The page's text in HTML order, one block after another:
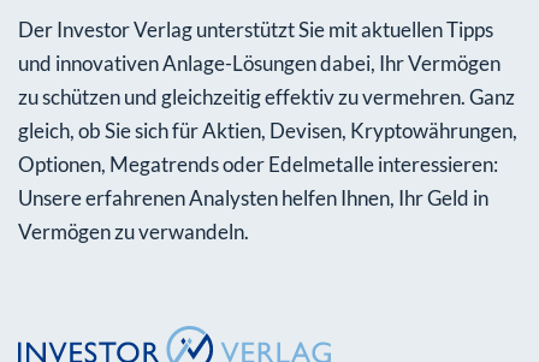
Der Investor Verlag unterstützt Sie mit aktuellen Tipps
und innovativen Anlage-Lösungen dabei, Ihr Vermögen
zu schützen und gleichzeitig effektiv zu vermehren. Ganz
gleich, ob Sie sich für Aktien, Devisen, Kryptowährungen,
Optionen, Megatrends oder Edelmetalle interessieren:
Unsere erfahrenen Analysten helfen Ihnen, Ihr Geld in
Vermögen zu verwandeln.